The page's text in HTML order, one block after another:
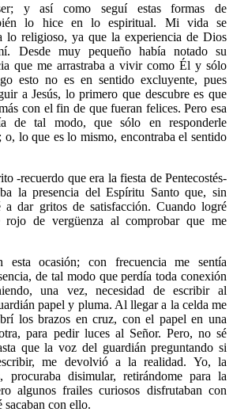
y así como seguí estas formas de
lo hice en lo espiritual. Mi vida se
lo religioso, ya que la experiencia de Dios
Desde muy pequeño había notado su
que me arrastraba a vivir como Él y sólo
esto no es en sentido excluyente, pues
a Jesús, lo primero que descubre es que
con el fin de que fueran felices. Pero esa
de tal modo, que sólo en responderle
o, lo que es lo mismo, encontraba el sentido
-recuerdo que era la fiesta de Pentecostés-
la presencia del Espíritu Santo que, sin
a dar gritos de satisfacción. Cuando logré
rojo de vergüenza al comprobar que me
ocasión; con frecuencia me sentía
de tal modo que perdía toda conexión
una vez, necesidad de escribir al
papel y pluma. Al llegar a la celda me
los brazos en cruz, con el papel en una
para pedir luces al Señor. Pero, no sé
que la voz del guardián preguntando si
me devolvió a la realidad. Yo, la
procuraba disimular, retirándome para la
algunos frailes curiosos disfrutaban con
sacaban con ello.